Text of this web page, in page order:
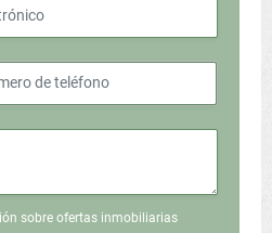
sobre ofertas inmobiliarias